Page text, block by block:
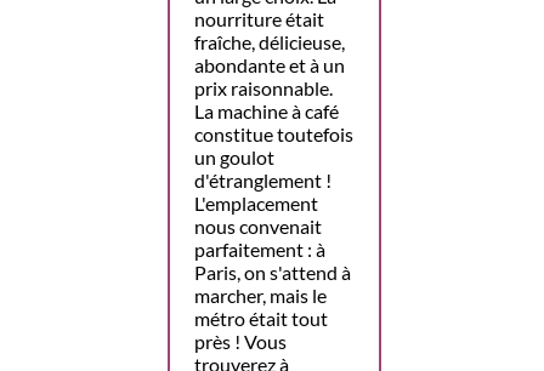
nourriture était
fraîche, délicieuse,
abondante et à un
prix raisonnable.
La machine à café
constitue toutefois
un goulot
d'étranglement !
L'emplacement
nous convenait
parfaitement : à
Paris, on s'attend à
marcher, mais le
métro était tout
près ! Vous
trouverez à